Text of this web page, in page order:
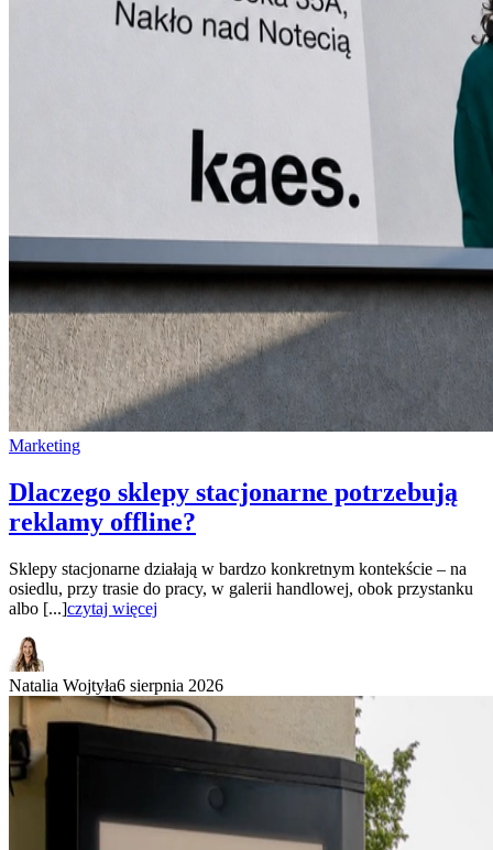
Marketing
Dlaczego sklepy stacjonarne potrzebują
reklamy offline?
Sklepy stacjonarne działają w bardzo konkretnym kontekście – na
osiedlu, przy trasie do pracy, w galerii handlowej, obok przystanku
albo [...]czytaj więcej
Natalia Wojtyła6 sierpnia 2026